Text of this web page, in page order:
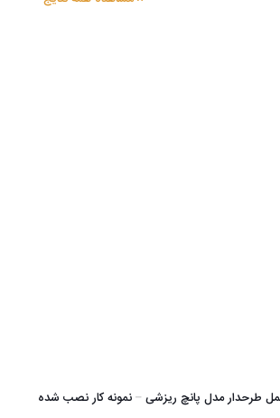
طرحدار مدل پانچ ریزشی – نمونه کار نصب شده